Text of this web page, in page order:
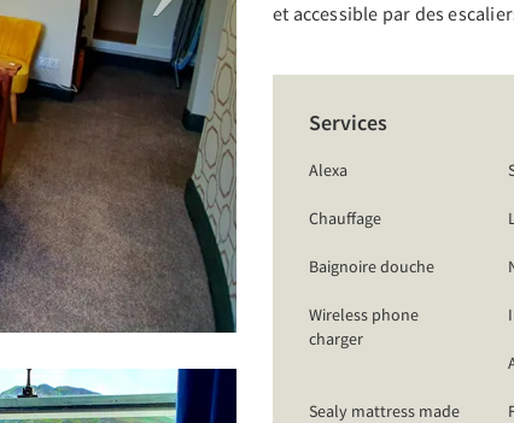
et accessible par des
Services
Alexa
Chauffage
Baignoire douche
Wireless phone
charger
Sealy mattress made